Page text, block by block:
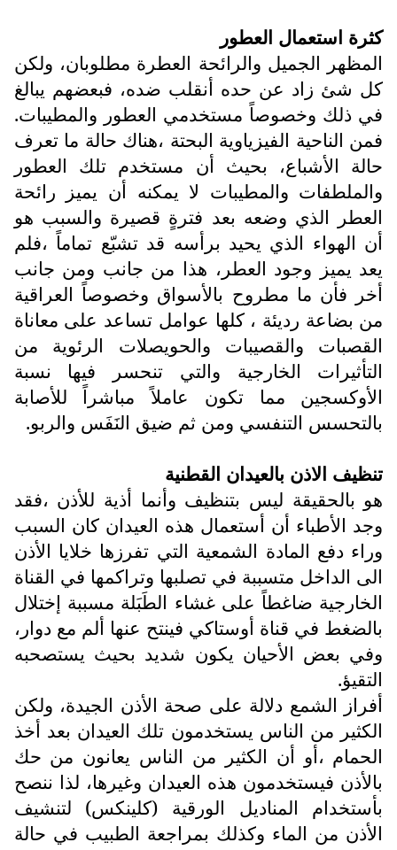
كثرة استعمال العطور
المظهر الجميل والرائحة العطرة مطلوبان، ولكن
كل شئ زاد عن حده أنقلب ضده، فبعضهم يبالغ
في ذلك وخصوصاً مستخدمي العطور والمطيبات.
فمن الناحية الفيزياوية البحتة ،هناك حالة ما تعرف
حالة الأشباع، بحيث أن مستخدم تلك العطور
والملطفات والمطيبات لا يمكنه أن يميز رائحة
العطر الذي وضعه بعد فترةٍ قصيرة والسبب هو
أن الهواء الذي يحيد برأسه قد تشبّع تماماً ،فلم
يعد يميز وجود العطر، هذا من جانب ومن جانب
أخر فأن ما مطروح بالأسواق وخصوصاً العراقية
من بضاعة رديئة ، كلها عوامل تساعد على معاناة
القصبات والقصيبات والحويصلات الرئوية من
التأثيرات الخارجية والتي تنحسر فيها نسبة
الأوكسجين مما تكون عاملاً مباشراً للأصابة
بالتحسس التنفسي ومن ثم ضيق النَفَس والربو.
تنظيف الاذن بالعيدان القطنية
هو بالحقيقة ليس بتنظيف وأنما أذية للأذن ،فقد
وجد الأطباء أن أستعمال هذه العيدان كان السبب
وراء دفع المادة الشمعية التي تفرزها خلايا الأذن
الى الداخل متسببة في تصلبها وتراكمها في القناة
الخارجية ضاغطاً على غشاء الطَبَلة مسببة إختلال
بالضغط في قناة أوستاكي فينتح عنها ألم مع دوار،
وفي بعض الأحيان يكون شديد بحيث يستصحبه
التقيؤ.
أفراز الشمع دلالة على صحة الأذن الجيدة، ولكن
الكثير من الناس يستخدمون تلك العيدان بعد أخذ
الحمام ،أو أن الكثير من الناس يعانون من حك
بالأذن فيستخدمون هذه العيدان وغيرها، لذا ننصح
بأستخدام المناديل الورقية (كلينكس) لتنشيف
الأذن من الماء وكذلك بمراجعة الطبيب في حالة